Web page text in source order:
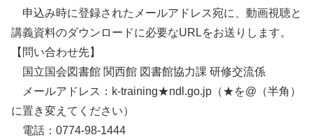
申込み時に登録されたメールアドレス宛に、動画視聴と
講義資料のダウンロードに必要なURLをお送りします。
【問い合わせ先】
国立国会図書館 関西館 図書館協力課 研修交流係
メールアドレス：k-training★ndl.go.jp（★を@（半角）
に置き変えてください）
電話：0774-98-1444